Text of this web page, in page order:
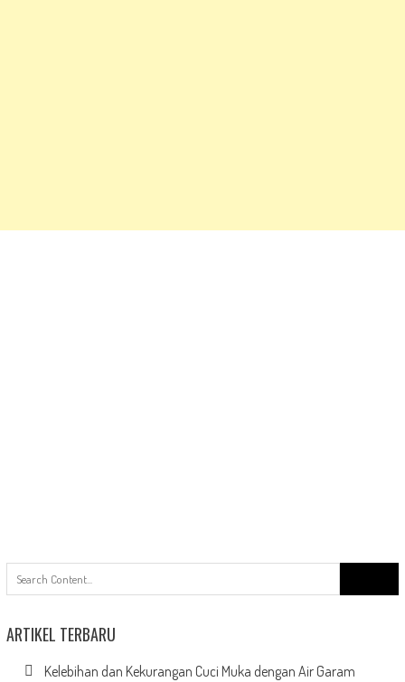
for:
ARTIKEL TERBARU
Kelebihan dan Kekurangan Cuci Muka dengan Air Garam